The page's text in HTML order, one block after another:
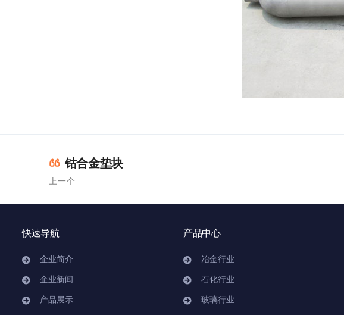
钴合金垫块
上一个
快速导航
企业简介
企业新闻
产品展示
产品中心
冶金行业
石化行业
玻璃行业